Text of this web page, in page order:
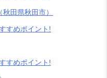
（秋田県秋田市）
すめポイント!
すめポイント!